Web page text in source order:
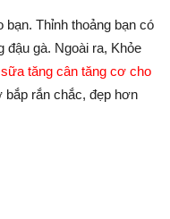
Thỉnh thoảng bạn có
đậu gà. Ngoài ra, Khỏe
sữa tăng cân tăng cơ cho
bắp rắn chắc, đẹp hơn